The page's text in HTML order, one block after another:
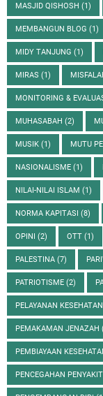
MASJID QISHOSH (1)
MEMBANGUN BLOG (1)
MIDY TANJUNG (1)
MIRAS (1)
MONITORING &
MUHASABAH (2)
MUSIK (1) MUTU
NASIONALISME (1)
NILAI-NILAI ISLAM (1)
NORMA KAPITASI (8)
OPINI (2) OTT (1)
PALESTINA (7)
PATRIOTISME (2)
PELAYANAN KESEHATAN
PEMAKAMAN JENAZAH
PEMBIAYAAN
PENCEGAHAN PENYAKIT